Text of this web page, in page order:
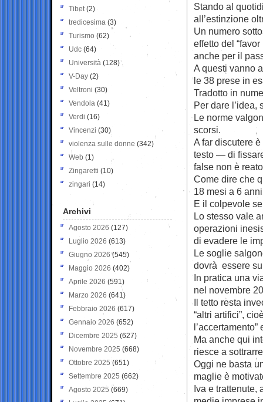
Stando al
all’estinzione
Un numero
effetto del
anche per il
A questi vanno
le 38 prese in
Tradotto in
Per dare l’idea,
Le norme
scorsi.
A far discutere
testo — di
false non è
Come dire che
18 mesi a 6
E il colpevole
Lo stesso vale
operazioni
di evadere le
Le soglie
dovrà essere
In pratica una
nel novembre
Il tetto resta
“altri artifici”,
l’accertamento”
Ma anche qui
riesce a
Oggi ne basta
maglie è
Iva e trattenute,
Tibet(2)
tredicesima (3)
Turismo (62)
Udc (64)
Università (128)
V-Day (2)
Veltroni (30)
Vendola (41)
Verdi (16)
Vincenzi (30)
violenza sulle donne (342)
Web (1)
Zingaretti (10)
zingari (14)
Archivi
Agosto 2026 (127)
Luglio 2026 (613)
Giugno 2026 (545)
Maggio 2026 (402)
Aprile 2026 (591)
Marzo 2026 (641)
Febbraio 2026 (617)
Gennaio 2026 (652)
Dicembre 2025 (627)
Novembre 2025 (668)
Ottobre 2025 (651)
Settembre 2025 (662)
Agosto 2025 (669)